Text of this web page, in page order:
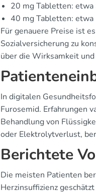
20 mg Tabletten: etwa
40 mg Tabletten:
Für genauere Preise ist
Sozialversicherung zu
über die Wirksamkeit
In digitalen
Furosemid. Erfahrungen
Behandlung von
oder Elektrolytverlust,
Berichtete
Die meisten Patienten
Herzinsuffizienz